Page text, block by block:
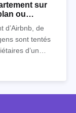
sur
ou
d’Airbnb, de
sont tentés
d’un
25 000
touristiques à